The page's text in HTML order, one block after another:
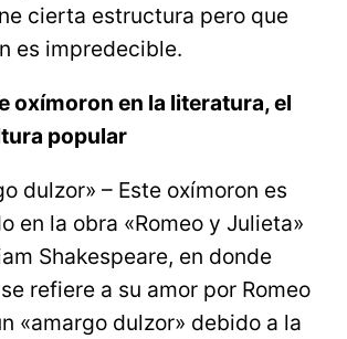
cierta estructura pero que
es impredecible.
oxímoron en la literatura, el
popular
dulzor» – Este oxímoron es
en la obra «Romeo y Julieta»
Shakespeare, en donde
refiere a su amor por Romeo
«amargo dulzor» debido a la